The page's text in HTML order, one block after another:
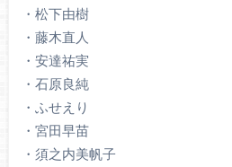
・松下由樹
・藤木直人
・安達祐実
・石原良純
・ふせえり
・宮田早苗
・須之内美帆子